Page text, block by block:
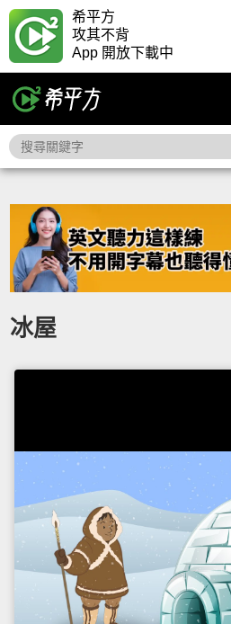
希平方
攻其不背
App 開放下載中
冰屋